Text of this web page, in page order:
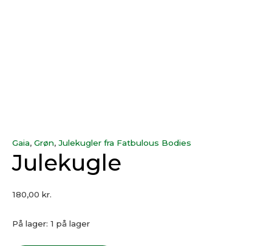
Gaia, Grøn, Julekugler fra Fatbulous Bodies
Julekugle
180,00 kr.
På lager: 1 på lager